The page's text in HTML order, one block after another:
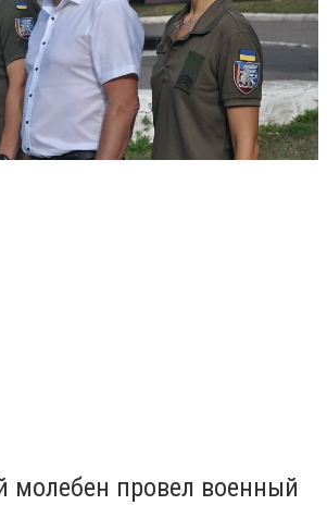
провел военный